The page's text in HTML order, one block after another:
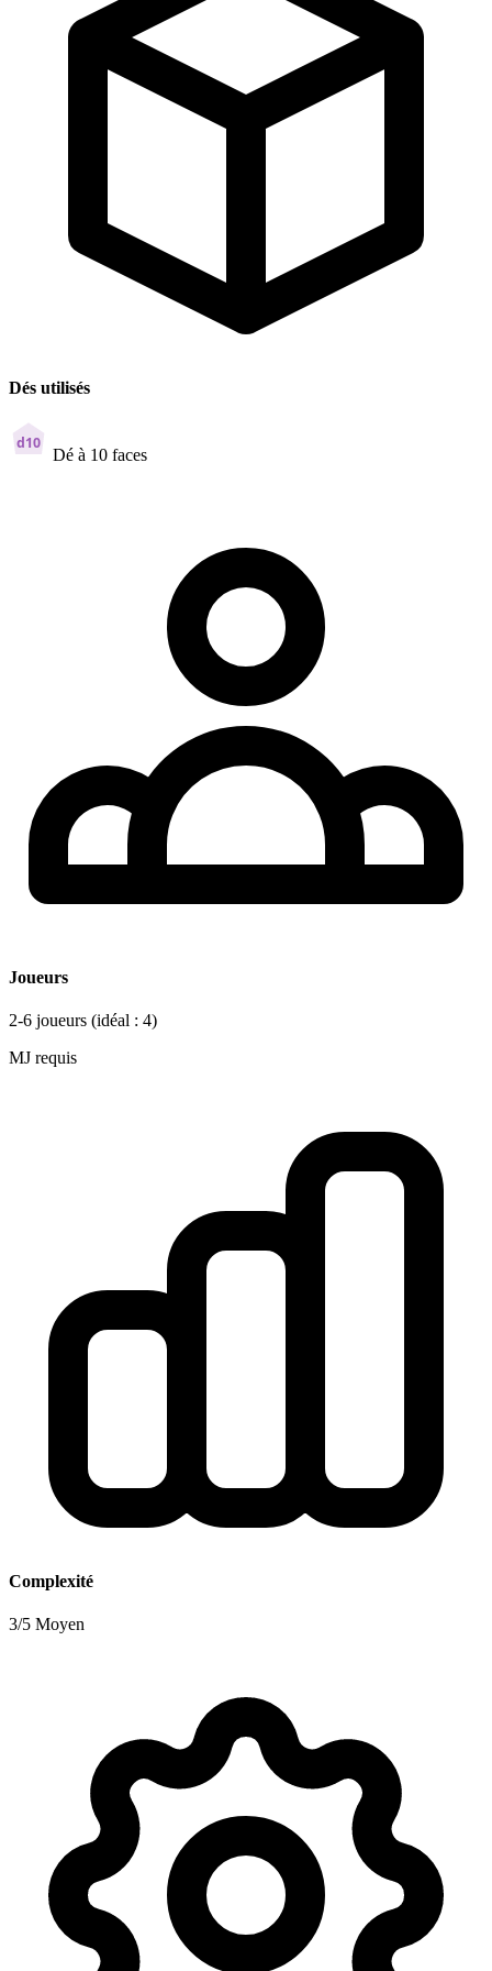
Dés utilisés
d10
Dé à 10 faces
Joueurs
2-6 joueurs (idéal : 4)
MJ requis
Complexité
3/5 Moyen